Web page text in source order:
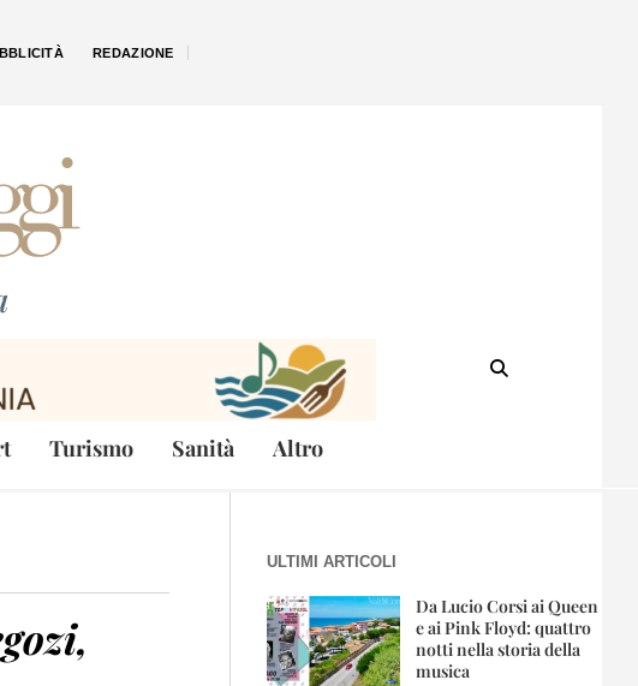
REDAZIONE
Turismo Sanità Altro
ULTIMI ARTICOLI
Da Lucio Corsi ai Queen
e ai Pink Floyd: quattro
notti nella storia della
musica